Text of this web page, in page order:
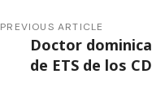
PREVIOUS ARTICLE
Doctor
de ETS de los